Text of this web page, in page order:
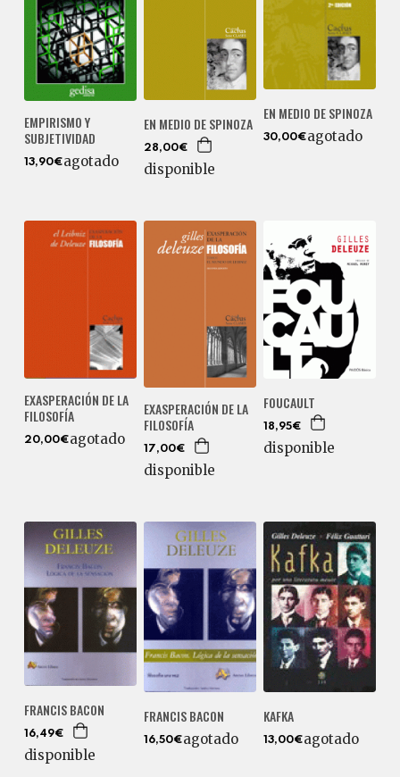
EMPIRISMO Y
SUBJETIVIDAD
13,90€agotado
EN MEDIO DE SPINOZA
28,00€
disponible
EN MEDIO DE SPINOZA
30,00€agotado
EXASPERACIÓN DE LA
FILOSOFÍA
20,00€agotado
EXASPERACIÓN DE LA
FILOSOFÍA
17,00€
disponible
FOUCAULT
18,95€
disponible
FRANCIS BACON
16,49€
disponible
FRANCIS BACON
16,50€agotado
KAFKA
13,00€agotado